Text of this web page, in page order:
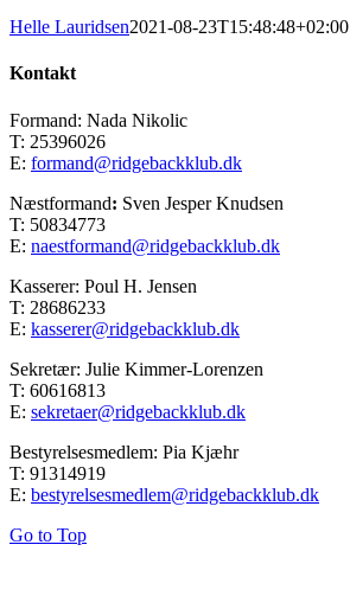
Helle Lauridsen2021-08-23T15:48:48+02:00
Kontakt
Formand: Nada Nikolic
T: 25396026
E: formand@ridgebackklub.dk
Næstformand: Sven Jesper Knudsen
T: 50834773
E: naestformand@ridgebackklub.dk
Kasserer: Poul H. Jensen
T: 28686233
E: kasserer@ridgebackklub.dk
Sekretær: Julie Kimmer-Lorenzen
T: 60616813
E: sekretaer@ridgebackklub.dk
Bestyrelsesmedlem: Pia Kjæhr
T: 91314919
E: bestyrelsesmedlem@ridgebackklub.dk
Go to Top